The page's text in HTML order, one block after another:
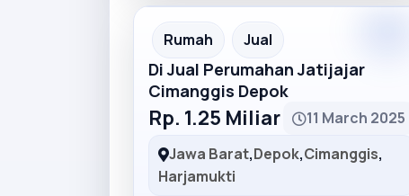
Recommended
Rumah Jual
Di Jual Perumahan Jatijajar
Cimanggis Depok
Rp. 1.25 Miliar
11 March 2025
Jawa Barat,Depok,Cimanggis,
Harjamukti